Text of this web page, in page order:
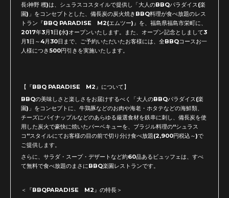
長:神野 穫)は、シュラスコスタイルで提供し「大人のBBQパラダイス(楽
園)」をコンセプトとした、備長炭の炭火焼きBBQ料理が食べ放題のレス
トラン『BBQ PARADISE M2(エムツー)』を、福島県福島市栄町に、
2017年3月1日(水)オープンいたします。また、オープン記念としまして3
月1日～4月30日まで、ご予約いただいたお客様には、全BBQコースお一
人様につき500円引きを実施いたします。
【『BBQ PARADISE M2』について】
BBQの美味しさと楽しさをお届けするべく「大人のBBQパラダイス(楽
園)」をコンセプトに、牛鶏豚などのお肉や海老・ホタテなどの海鮮類、
チーズにパイナップルなどのあらゆる厳選食材を鉄串に刺し、備長炭を使
用した炭火で豪快に焼いたバーベキューを、ブラジル料理の“シュラス
コ”スタイルにてお客様の目の前で切り分け食べ放題(2,900円税込～)で
ご提供します。
さらに、サラダ・スープ・デザートなど約60品あるビュッフェは、すべ
て無料で食べ放題のまさにBBQ楽園レストランです。
＜『BBQPARADISE M2』の特長＞